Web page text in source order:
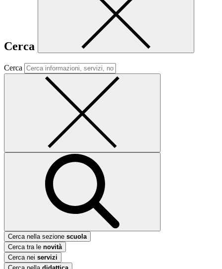
Cerca
Cerca
Cerca nella sezione scuola
Cerca tra le novità
Cerca nei servizi